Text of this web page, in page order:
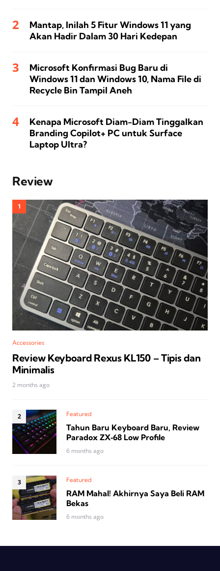
Mantap, Inilah 5 Fitur Windows 11 yang
Akan Hadir Dalam 30 Hari Kedepan
Microsoft Konfirmasi Bug Baru di
Windows 11 dan Windows 10, Nama File di
Recycle Bin Tampil Aneh
Kenapa Microsoft Diam-Diam Tinggalkan
Branding Copilot+ PC untuk Surface
Laptop Ultra?
Review
Accessories
Review Keyboard Rexus KL150 – Tipis dan
Minimalis
2 months ago
Featured
Tahun Baru Keyboard Baru, Review
Paradox ZX‑68 Low Profile
6 months ago
Featured
RAM Mahal! Akhirnya Saya Beli RAM
Bekas
6 months ago